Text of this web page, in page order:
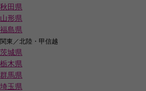
秋田県
山形県
福島県
関東／北陸・甲信越
茨城県
栃木県
群馬県
埼玉県